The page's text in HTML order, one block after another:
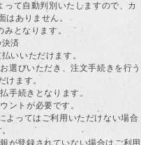
て自動判別いたしますので、カ
ありません。
となります。
済
いいただけます。
選びいただき、注文手続きを行う
けます。
手続きとなります。
ントが必要です。
よってはご利用いただけない場合
が登録されていない場合はご利用